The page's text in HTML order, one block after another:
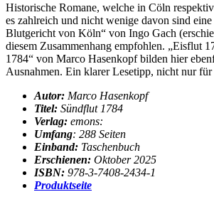
Historische Romane, welche in Cöln
es zahlreich und nicht wenige davon sind
Blutgericht von Köln“ von Ingo Gach
diesem Zusammenhang empfohlen. „Eisflut
1784“ von Marco Hasenkopf bilden hier
Ausnahmen. Ein klarer Lesetipp, nicht nur
Autor: Marco Hasenkopf
Titel: Sündflut 1784
Verlag: emons:
Umfang: 288 Seiten
Einband: Taschenbuch
Erschienen: Oktober 2025
ISBN: 978-3-7408-2434-1
Produktseite